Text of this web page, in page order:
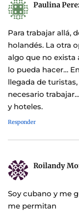
Paulina
Para trabajar allá,
holandés. La otra
algo que no exista
lo pueda hacer…
llegada de
necesario
y hoteles.
Responder
Roilandy
Soy cubano y me
me permitan